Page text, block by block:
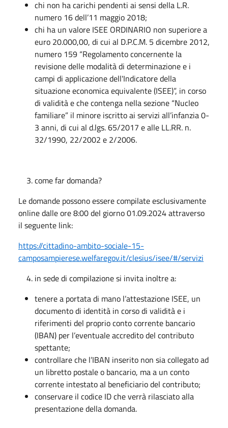
chi non ha carichi pendenti ai sensi della L.R.
numero 16 dell’11 maggio 2018;
chi ha un valore ISEE ORDINARIO non superiore a
euro 20.000,00, di cui al D.P.C.M. 5 dicembre 2012,
numero 159 “Regolamento concernente la
revisione delle modalità di determinazione e i
campi di applicazione dell'Indicatore della
situazione economica equivalente (ISEE)”, in corso
di validità e che contenga nella sezione “Nucleo
familiare” il minore iscritto ai servizi all’infanzia 0-
3 anni, di cui al d.lgs. 65/2017 e alle LL.RR. n.
32/1990, 22/2002 e 2/2006.
come far domanda?
Le domande possono essere compilate esclusivamente
online dalle ore 8:00 del giorno 01.09.2024 attraverso
il seguente link:
https://cittadino-ambito-sociale-15-
camposampierese.welfaregov.it/clesius/isee/#/servizi
in sede di compilazione si invita inoltre a:
tenere a portata di mano l’attestazione ISEE, un
documento di identità in corso di validità e i
riferimenti del proprio conto corrente bancario
(IBAN) per l’eventuale accredito del contributo
spettante;
controllare che l’IBAN inserito non sia collegato ad
un libretto postale o bancario, ma a un conto
corrente intestato al beneficiario del contributo;
conservare il codice ID che verrà rilasciato alla
presentazione della domanda.